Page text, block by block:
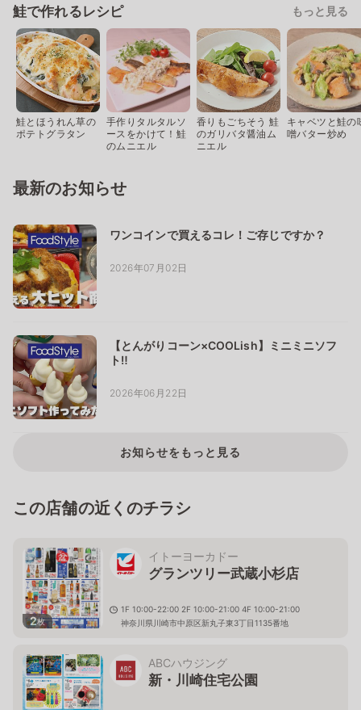
鮭で作れるレシピ もっと見る
鮭とほうれん草の
ポテトグラタン
手作りタルタルソ
ースをかけて！鮭
のムニエル
香りもごちそう 鮭
のガリバタ醤油ム
ニエル
キャベツと鮭の
噌バター炒め
最新のお知らせ
ワンコインで買えるコレ！ご存じですか？
2026年07月02日
【とんがりコーン×COOLish】ミニミニソフ
ト‼
2026年06月22日
お知らせをもっと見る
この店舗の近くのチラシ
2枚
イトーヨーカドー
グランツリー武蔵小杉店
1F 10:00-22:00 2F 10:00-21:00 4F 10:00-21:00
神奈川県川崎市中原区新丸子東3丁目1135番地
ABCハウジング
新・川崎住宅公園